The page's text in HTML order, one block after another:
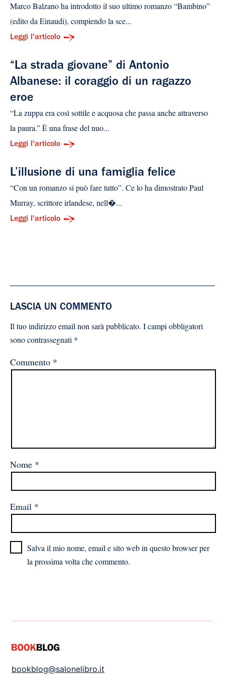
Marco Balzano ha introdotto il suo ultimo romanzo “Bambino”
(edito da Einaudi), compiendo la sce...
Leggi l'articolo
“La strada giovane” di Antonio
Albanese: il coraggio di un ragazzo
eroe
“La zuppa era così sottile e acquosa che passa anche attraverso
la paura.” È una frase del nuo...
Leggi l'articolo
L’illusione di una famiglia felice
“Con un romanzo si può fare tutto”. Ce lo ha dimostrato Paul
Murray, scrittore irlandese, nell�...
Leggi l'articolo
LASCIA UN COMMENTO
Il tuo indirizzo email non sarà pubblicato. I campi obbligatori
sono contrassegnati *
Commento *
Nome *
Email *
Salva il mio nome, email e sito web in questo browser per
la prossima volta che commento.
bookblog@salonelibro.it